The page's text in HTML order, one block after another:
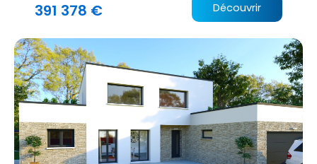
391 378 € Découvrir